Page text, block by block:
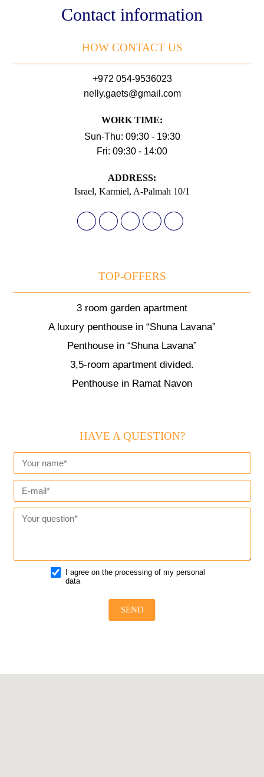
Contact information
HOW CONTACT US
+972 054-9536023
nelly.gaets@gmail.com
WORK TIME:
Sun-Thu: 09:30 - 19:30
Fri: 09:30 - 14:00
АDDRESS:
Israel, Karmiel, A-Palmah 10/1
TOP-OFFERS
3 room garden apartment
A luxury penthouse in “Shuna Lavana”
Penthouse in “Shuna Lavana”
3,5-room apartment divided.
Penthouse in Ramat Navon
HAVE A QUESTION?
I agree on the processing of my personal
data